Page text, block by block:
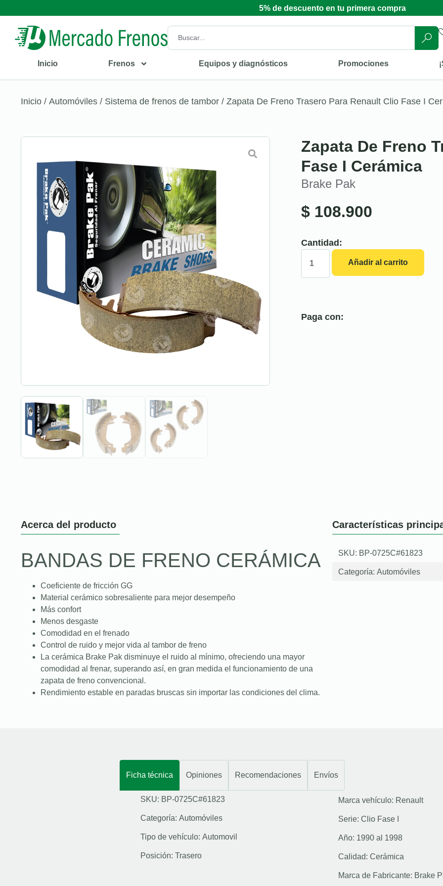
5% de descuento en tu primera compra
Inicio Frenos Equipos y diagnósticos Promociones
Inicio / Automóviles / Sistema de frenos de tambor / Zapata De Freno Trasero Para Renault Clio Fase I
Zapata De Freno
Fase I Cerámica
Brake Pak
$ 108.900
Cantidad:
Añadir al carrito
Paga con:
Acerca del producto
BANDAS DE FRENO CERÁMICA
Coeficiente de fricción GG
Material cerámico sobresaliente para mejor desempeño
Más confort
Menos desgaste
Comodidad en el frenado
Control de ruido y mejor vida al tambor de freno
La cerámica Brake Pak disminuye el ruido al mínimo, ofreciendo una mayor
comodidad al frenar, superando así, en gran medida el funcionamiento de una
zapata de freno convencional.
Rendimiento estable en paradas bruscas sin importar las condiciones del clima.
Características
SKU: BP-0725C#61823
Categoría: Automóviles
Ficha técnica Opiniones Recomendaciones Envíos
SKU: BP-0725C#61823
Categoría: Automóviles
Tipo de vehículo: Automovil
Posición: Trasero
Marca vehículo: Renault
Serie: Clio Fase I
Año: 1990 al 1998
Calidad: Cerámica
Marca de Fabricante: Brake